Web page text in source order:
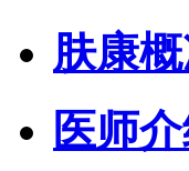
肤康
医师